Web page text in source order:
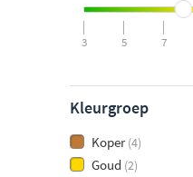
3 5 7
Kleurgroep
Koper(4)
Goud (2)